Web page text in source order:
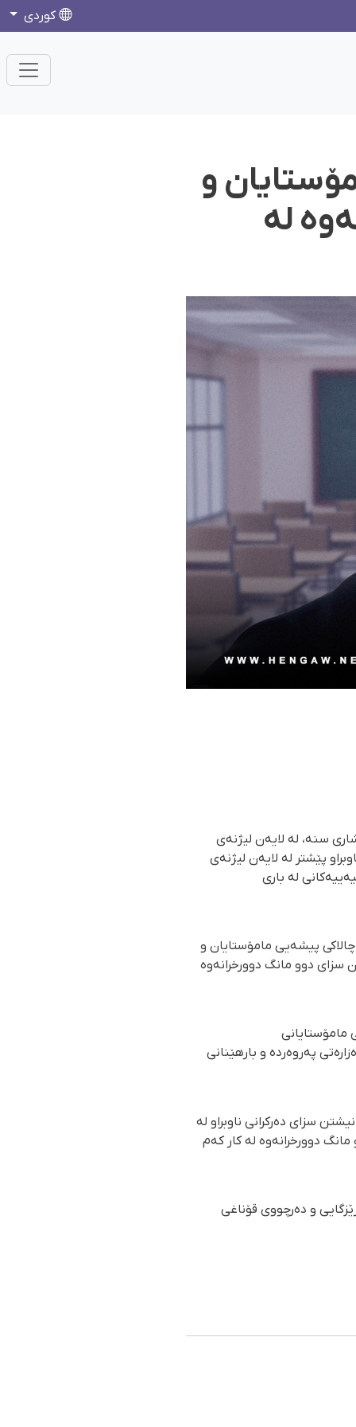
كوردی
و
لە
سنە، لە لایەن لیژنەی
پێشتر لە لایەن لیژنەی
لە باری
چالاکی پیشەیی مامۆستایان و
سزای دوو مانگ دوورخرانەوە
مامۆستایانی
پەروەردە و بارهێنانی
سزای دەرکرانی ناوبراو لە
دوورخرانەوە لە کار کەم
لێکۆڵەری بەرزی پارێزگایی و دەرچووی قۆناغی